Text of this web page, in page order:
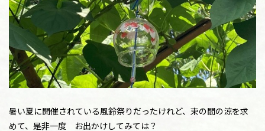
暑い夏に開催されている風鈴祭りだったけれど、束の間の涼を求
めて、是非一度 お出かけしてみては？